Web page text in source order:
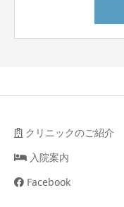
クリニックのご紹介
入院案内
Facebook